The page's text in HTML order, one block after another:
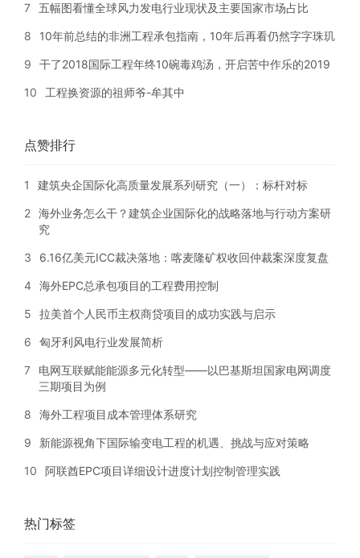
7 五幅图看懂全球风力发电行业现状及主要国家市场占比
8 10年前总结的非洲工程承包指南，10年后再看仍然字字珠玑
9 干了2018国际工程年终10碗毒鸡汤，开启苦中作乐的2019
10 工程换资源的祖师爷-牟其中
点赞排行
1 建筑央企国际化高质量发展系列研究（一）：标杆对标
2 海外业务怎么干？建筑企业国际化的战略落地与行动方案研
究
3 6.16亿美元ICC裁决落地：喀麦隆矿权收回仲裁案深度复盘
4 海外EPC总承包项目的工程费用控制
5 拉美首个人民币主权商贷项目的成功实践与启示
6 匈牙利风电行业发展简析
7
电网互联赋能能源多元化转型——以巴基斯坦国家电网调度
三期项目为例
8 海外工程项目成本管理体系研究
9 新能源视角下国际输变电工程的机遇、挑战与应对策略
10 阿联酋EPC项目详细设计进度计划控制管理实践
热门标签